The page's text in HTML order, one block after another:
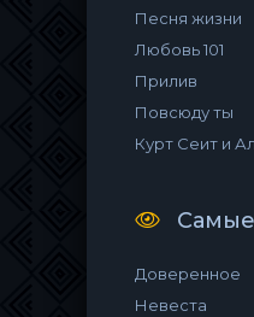
Песня жизни
Любовь 101
Прилив
Повсюду ты
Курт Сеит и
Доверенное
Невеста